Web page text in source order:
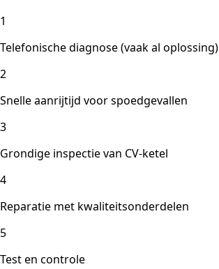
1
Telefonische diagnose (vaak al oplossing)
2
Snelle aanrijtijd voor spoedgevallen
3
Grondige inspectie van CV-ketel
4
Reparatie met kwaliteitsonderdelen
5
Test en controle